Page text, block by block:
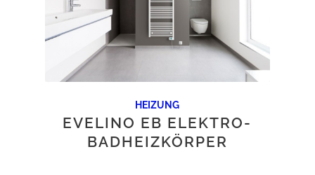
HEIZUNG
EVELINO EB ELEKTRO-
BADHEIZKÖRPER